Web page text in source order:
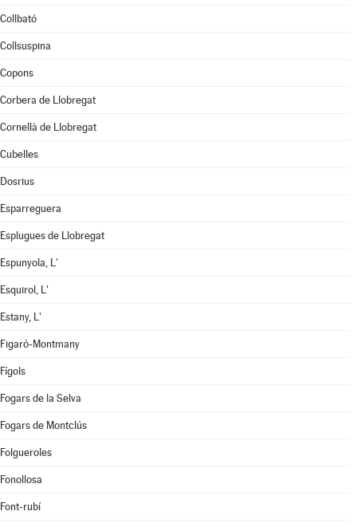
Collbató
Collsuspina
Copons
Corbera de Llobregat
Cornellà de Llobregat
Cubelles
Dosrius
Esparreguera
Esplugues de Llobregat
Espunyola, L'
Esquirol, L'
Estany, L'
Figaró-Montmany
Fígols
Fogars de la Selva
Fogars de Montclús
Folgueroles
Fonollosa
Font-rubí